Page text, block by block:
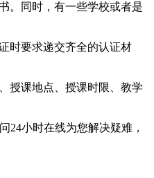
。同时，有一些学校或者是
时要求递交齐全的认证材
授课地点、授课时限、教学
24小时在线为您解决疑难，